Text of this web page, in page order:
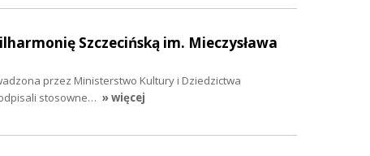
Szczecińską im. Mieczysława
przez Ministerstwo Kultury i Dziedzictwa
stosowne… » więcej